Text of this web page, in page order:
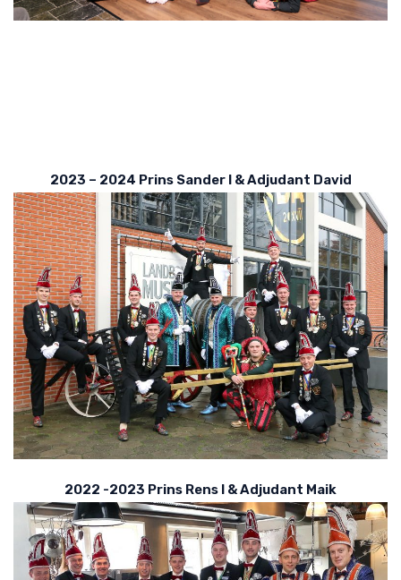
2023 – 2024 Prins Sander I & Adjudant David
2022 -2023 Prins Rens I & Adjudant Maik